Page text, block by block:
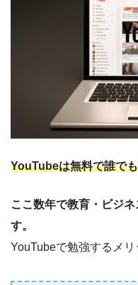
YouTubeは無料で誰で
ここ数年で教育・ビジ
す。
YouTubeで勉強するメリ